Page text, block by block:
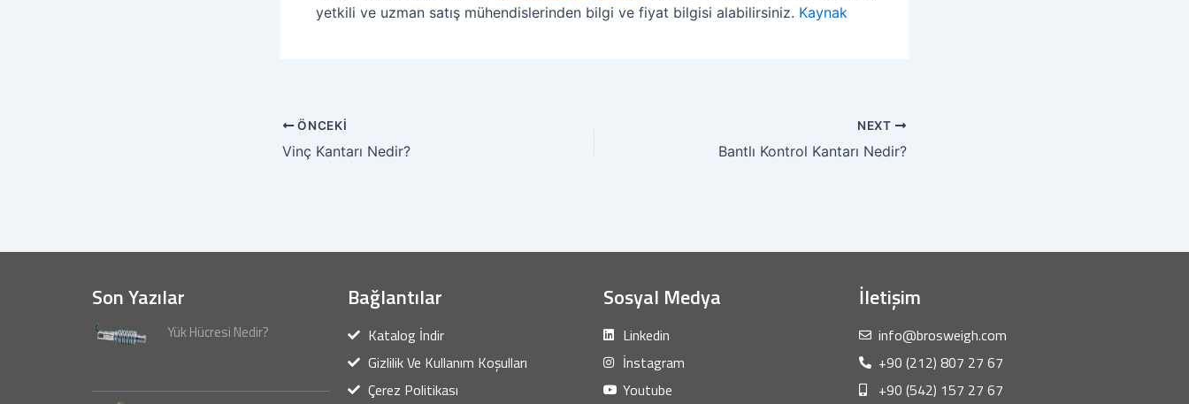
yetkili ve uzman satış mühendislerinden bilgi ve fiyat bilgisi alabilirsiniz. Kaynak
ÖNCEKI
Vinç Kantarı Nedir?
NEXT
Bantlı Kontrol Kantarı Nedir?
Son Yazılar
Yük Hücresi Nedir?
Bağlantılar
Katalog İndir
Gizlilik Ve Kullanım Koşulları
Çerez Politikası
Sosyal Medya
Linkedin
İnstagram
Youtube
İletişim
info@brosweigh.com
+90 (212) 807 27 67
+90 (542) 157 27 67